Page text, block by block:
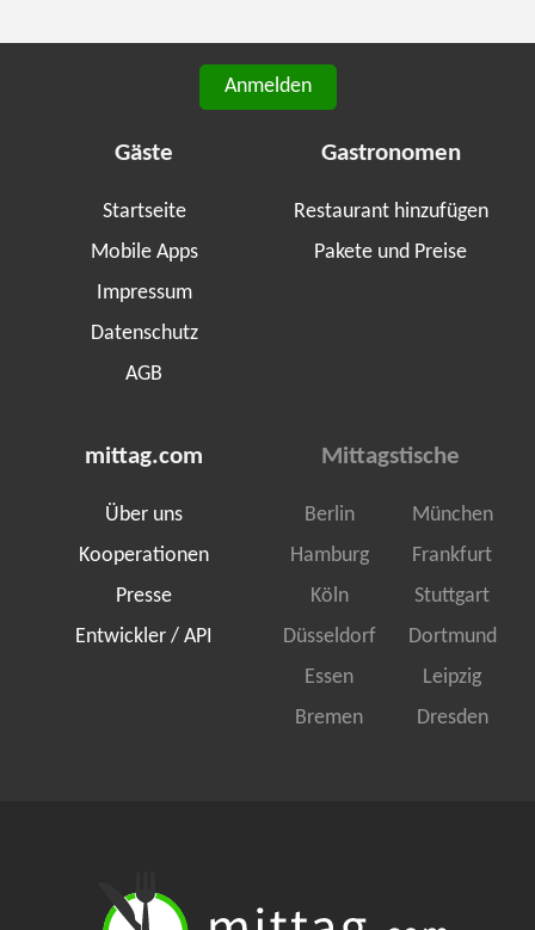
Anmelden
Gäste
Startseite
Mobile Apps
Impressum
Datenschutz
AGB
Gastronomen
Restaurant hinzufügen
Pakete und Preise
mittag.com
Über uns
Kooperationen
Presse
Entwickler / API
Mittagstische
Berlin
München
Hamburg
Frankfurt
Köln
Stuttgart
Düsseldorf
Dortmund
Essen
Leipzig
Bremen
Dresden